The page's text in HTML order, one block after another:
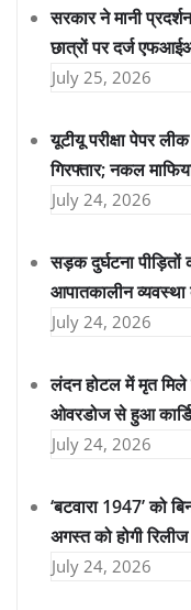
सरकार ने मानी
छात्रों पर दर्ज
July 25, 2026
यूटीयू परीक्षा पेपर
गिरफ्तार; नकल
July 24, 2026
सड़क दुर्घटना
आपातकालीन व्यवस्था
July 24, 2026
लंदन होटल में मृत मिले
ओवरडोज से हुआ
July 24, 2026
‘बटवारा 1947’ को
अगस्त को होगी रिलीज
July 24, 2026